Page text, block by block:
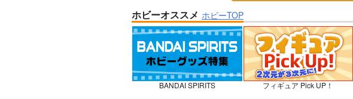
＃ラブコメ好きとこっそり繋がり
たい
エロゲの鬱エンドからヒロイン達
を救済したら 2
ホビーオススメ ホビーTOP
BANDAI SPIRITS フィギュア Pick UP！